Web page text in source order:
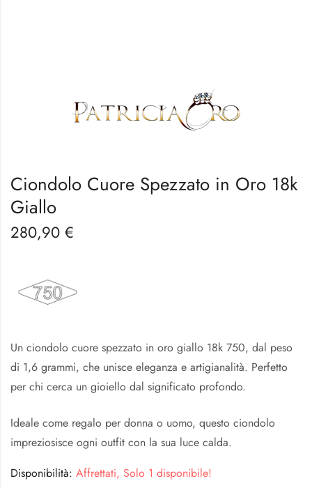
Ciondolo Cuore Spezzato in Oro 18k
Giallo
280,90 €
Un ciondolo cuore spezzato in oro giallo 18k 750, dal peso
di 1,6 grammi, che unisce eleganza e artigianalità. Perfetto
per chi cerca un gioiello dal significato profondo.
Ideale come regalo per donna o uomo, questo ciondolo
impreziosisce ogni outfit con la sua luce calda.
Disponibilità: Affrettati, Solo 1 disponibile!